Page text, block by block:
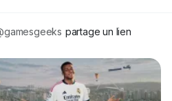
partage un lien